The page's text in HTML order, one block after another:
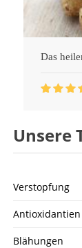
Das
Unsere
Verstopfung
Antioxidantien
Blähungen